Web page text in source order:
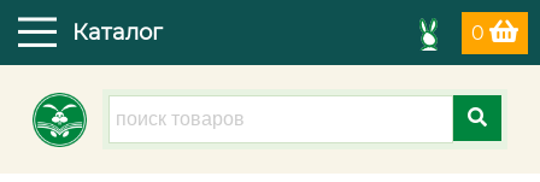
0
Каталог